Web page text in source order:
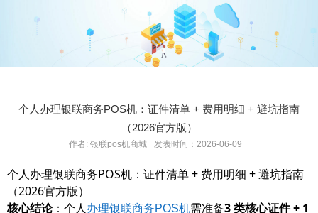
个人办理银联商务POS机：证件清单 + 费用明细 + 避坑指南
（2026官方版）
作者: 银联pos机商城 发表时间：2026-06-09
个人办理银联商务POS机：证件清单 + 费用明细 + 避坑指南
（2026官方版）
核心结论：个人办理银联商务POS机需准备3 类核心证件 + 1